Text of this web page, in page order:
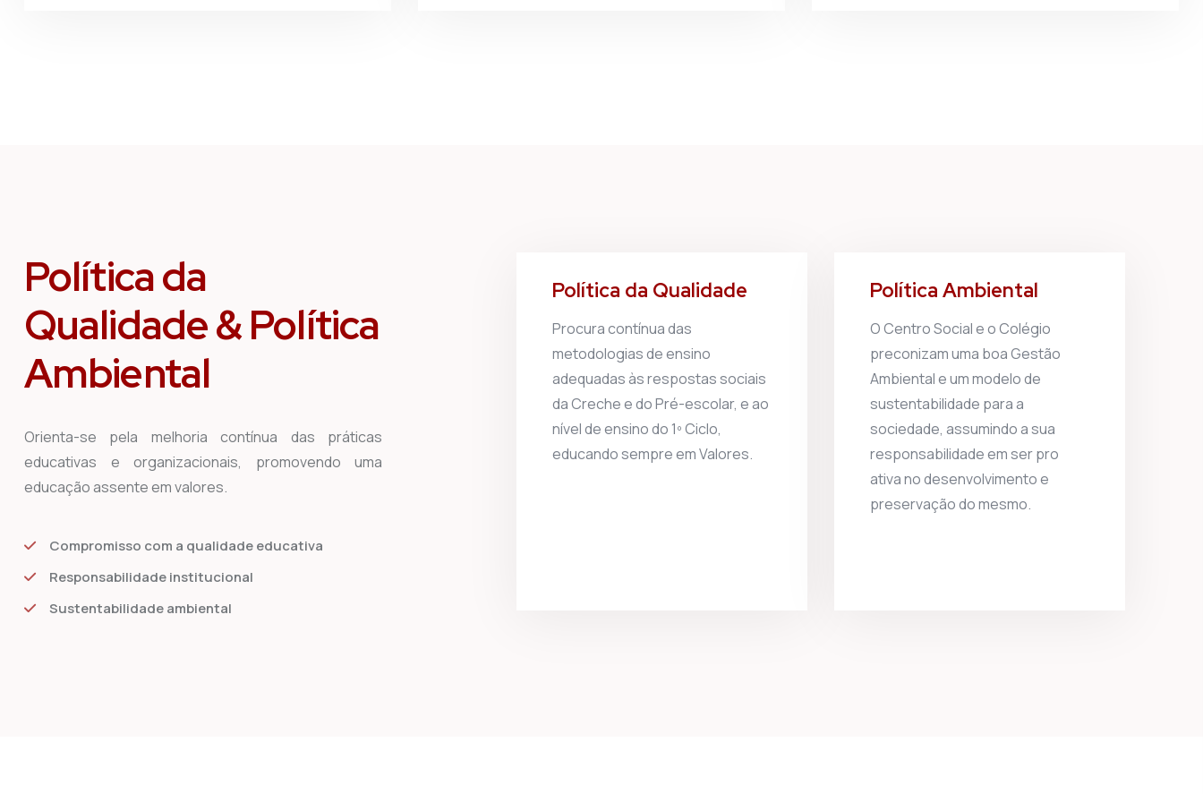
Política da
Qualidade & Política
Ambiental
Orienta-se pela melhoria contínua das práticas
educativas e organizacionais, promovendo uma
educação assente em valores.
Compromisso com a qualidade educativa
Responsabilidade institucional
Sustentabilidade ambiental
Política da Qualidade
Procura contínua das
metodologias de ensino
adequadas às respostas sociais
da Creche e do Pré-escolar, e ao
nível de ensino do 1º Ciclo,
educando sempre em Valores.
Política Ambiental
O Centro Social e o Colégio
preconizam uma boa Gestão
Ambiental e um modelo de
sustentabilidade para a
sociedade, assumindo a sua
responsabilidade em ser pro
ativa no desenvolvimento e
preservação do mesmo.